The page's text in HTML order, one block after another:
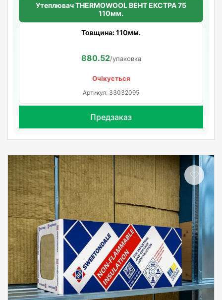
Утеплювач THERMOWOOL ВЕНТ ЕКСТРА 75
110мм.
Товщина: 110мм.
880.52/упаковка
Очікується
Артикул: 33032095
Предзаказ